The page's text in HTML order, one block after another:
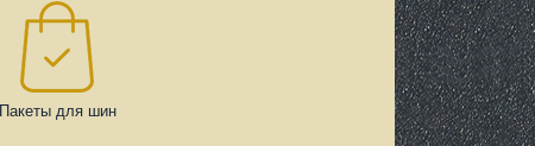
Пакеты для шин